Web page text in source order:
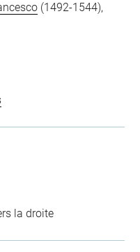
(1492-1544),
la droite